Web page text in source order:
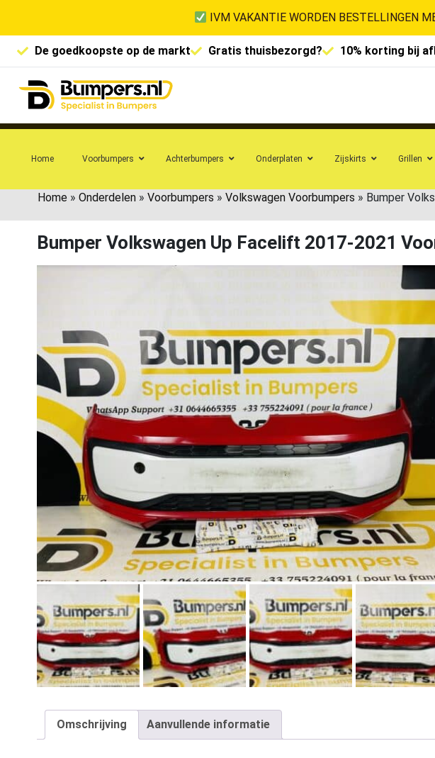
IVM VAKANTIE WORDEN BESTELLINGEN
De goedkoopste op de markt Gratis thuisbezorgd? 10% korting bij
Home Voorbumpers Achterbumpers Onderplaten Zijskirts Grillen
Home » Onderdelen » Voorbumpers » Volkswagen Voorbumpers » Bumper
Bumper Volkswagen Up Facelift 2017-2021
Omschrijving Aanvullende informatie